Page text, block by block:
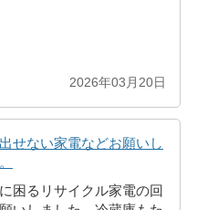
2026年03月20日
せない家電などお願いし
困るリサイクル家電の回